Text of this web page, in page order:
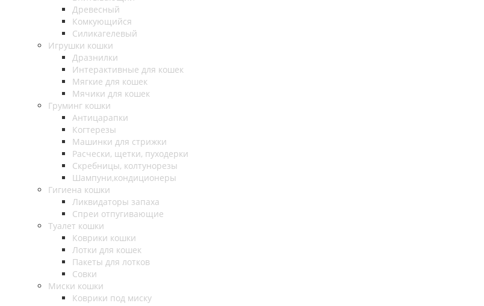
Древесный
Комкующийся
Силикагелевый
Игрушки кошки
Дразнилки
Интерактивные для кошек
Мягкие для кошек
Мячики для кошек
Груминг кошки
Антицарапки
Когтерезы
Машинки для стрижки
Расчески, щетки, пуходерки
Скребницы, колтунорезы
Шампуни,кондиционеры
Гигиена кошки
Ликвидаторы запаха
Спреи отпугивающие
Туалет кошки
Коврики кошки
Лотки для кошек
Пакеты для лотков
Совки
Миски кошки
Коврики под миску